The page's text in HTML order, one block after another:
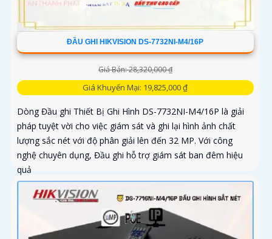
ĐẦU GHI HIKVISION DS-7732NI-M4/16P
Giá Bán: 28,320,000 ₫
Giá Khuyến Mại: 19,825,000 ₫
Dòng Đầu ghi Thiết Bị Ghi Hình DS-7732NI-M4/16P là giải
pháp tuyệt vời cho việc giám sát và ghi lại hình ảnh chất
lượng sắc nét với độ phân giải lên đến 32 MP. Với công
nghệ chuyên dụng, Đầu ghi hỗ trợ giám sát ban đêm hiệu
quả